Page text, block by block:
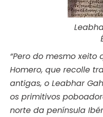
“Pero do mesmo
Homero, que recolle
antigas, o Leabhar
os primitivos
norte da península